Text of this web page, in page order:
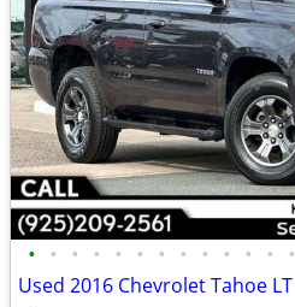
• • • • • • • • • • • • •
Used 2016 Chevrolet Tahoe LT